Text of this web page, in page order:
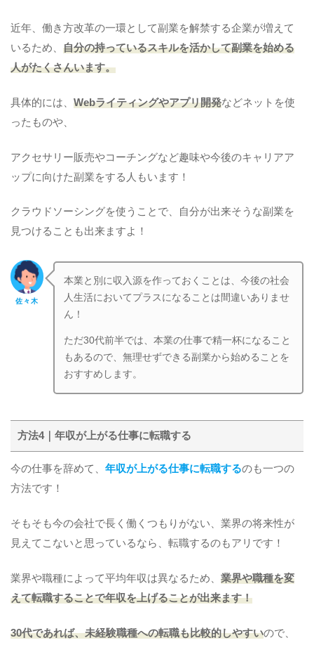
近年、働き方改革の一環として副業を解禁する企業が増えて
いるため、 自分の持っているスキルを活かして副業を始める
人がたくさんいます。
具体的には、 Webライティングやアプリ開発などネットを使
ったものや、
アクセサリー販売やコーチングなど趣味や今後のキャリアア
ップに向けた副業をする人もいます！
クラウドソーシングを使うことで、自分が出来そうな副業を
見つけることも出来ますよ！
佐々木
本業と別に収入源を作っておくことは、今後の社会
人生活においてプラスになることは間違いありませ
ん！
ただ30代前半では、本業の仕事で精一杯になること
もあるので、無理せずできる副業から始めることを
おすすめします。
方法4｜年収が上がる仕事に転職する
今の仕事を辞めて、 年収が上がる仕事に転職するのも一つの
方法です！
そもそも今の会社で長く働くつもりがない、業界の将来性が
見えてこないと思っているなら、転職するのもアリです！
業界や職種によって平均年収は異なるため、 業界や職種を変
えて転職することで年収を上げることが出来ます！
30代であれば、未経験職種への転職も比較的しやすいので、